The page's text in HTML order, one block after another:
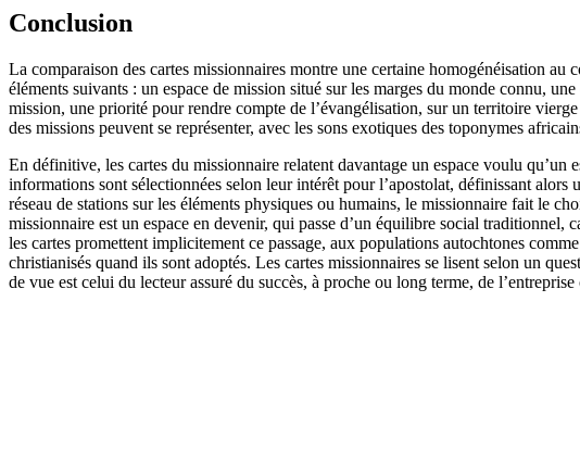
Conclusion
La comparaison des cartes missionnaires montre une certaine homogénéisation
éléments suivants : un espace de mission situé sur les marges du monde connu,
mission, une priorité pour rendre compte de l’évangélisation, sur un territoire
des missions peuvent se représenter, avec les sons exotiques des toponymes
En définitive, les cartes du missionnaire relatent davantage un espace voulu qu’un
informations sont sélectionnées selon leur intérêt pour l’apostolat, définissant
réseau de stations sur les éléments physiques ou humains, le missionnaire fait le
missionnaire est un espace en devenir, qui passe d’un équilibre social traditionnel,
les cartes promettent implicitement ce passage, aux populations autochtones
christianisés quand ils sont adoptés. Les cartes missionnaires se lisent selon un
de vue est celui du lecteur assuré du succès, à proche ou long terme, de